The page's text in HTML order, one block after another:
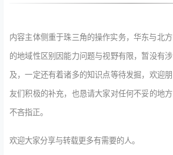
内容主体侧重于珠三角的操作实务，华东与北方
的地域性区别因能力问题与视野有限，暂没有涉
及，一定还有着诸多的知识点等待发掘，欢迎朋
友们积极的补充，也恳请大家对任何不妥的地方
不吝指正。
欢迎大家分享与转载更多有需要的人。